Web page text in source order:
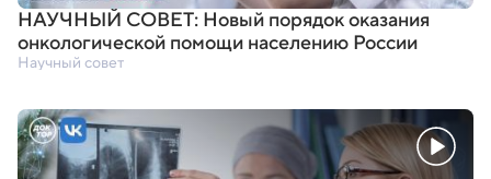
НАУЧНЫЙ СОВЕТ: Новый порядок оказания
онкологической помощи населению России
Научный совет